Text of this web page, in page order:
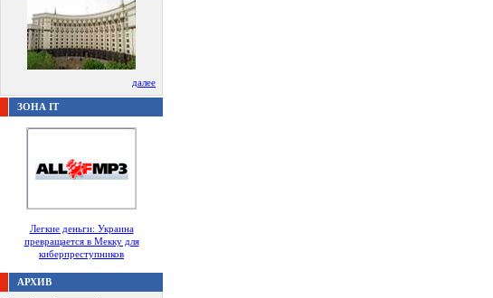
далее
ЗОНА IT
Легкие деньги: Украина
превращается в Мекку для
киберпреступников
АРХИВ